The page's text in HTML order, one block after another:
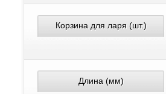
Корзина для ларя (шт.)
Длина (мм)